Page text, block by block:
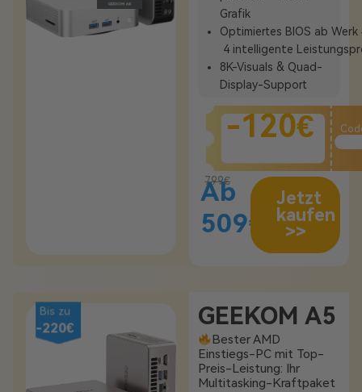
Grafik
Optimiertes BIOS abWerk
4 intelligente
8K-Visuals & Quad-
Display-Support
-120€
Ab
509€
799€
Jetzt
kaufen
>>
Bis zu
-220€ GEEKOM A5
Bester AMD
Einstiegs-PC mit Top-
Preis-Leistung: Ihr
Multitasking-Kraftpaket